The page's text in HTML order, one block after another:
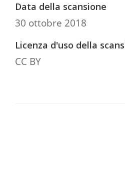
Data della scansione
30 ottobre 2018
Licenza d'uso della
CC BY